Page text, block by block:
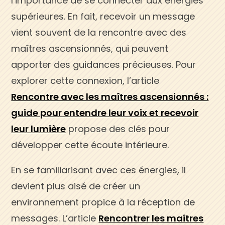
supérieures. En fait, recevoir un message
vient souvent de la rencontre avec des
maîtres ascensionnés, qui peuvent
apporter des guidances précieuses. Pour
explorer cette connexion, l’article
Rencontre avec les maîtres ascensionnés :
guide pour entendre leur voix et recevoir
leur lumière propose des clés pour
développer cette écoute intérieure.
En se familiarisant avec ces énergies, il
devient plus aisé de créer un
environnement propice à la réception de
messages. L’article Rencontrer les maîtres